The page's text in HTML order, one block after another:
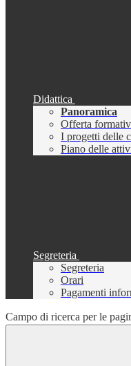
Didattica
Panoramica
Offerta
I progetti delle
Piano delle
Segreteria
Segreteria
Orari
Pagamenti
Campo di ricerca per le